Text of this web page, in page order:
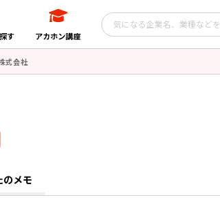
す アカホン講座
式会社
のメモ